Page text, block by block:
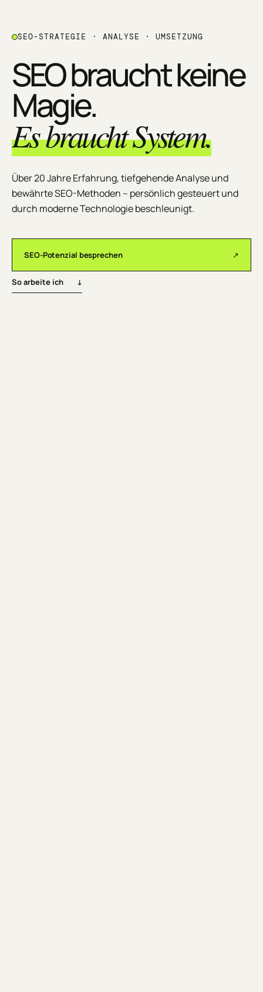
SEO-STRATEGIE · ANALYSE · UMSETZUNG
SEO braucht keine
Magie.
Es braucht System.
Über 20 Jahre Erfahrung, tiefgehende Analyse und
bewährte SEO-Methoden – persönlich gesteuert und
durch moderne Technologie beschleunigt.
SEO-Potenzial besprechen ↗
So arbeite ich ↓